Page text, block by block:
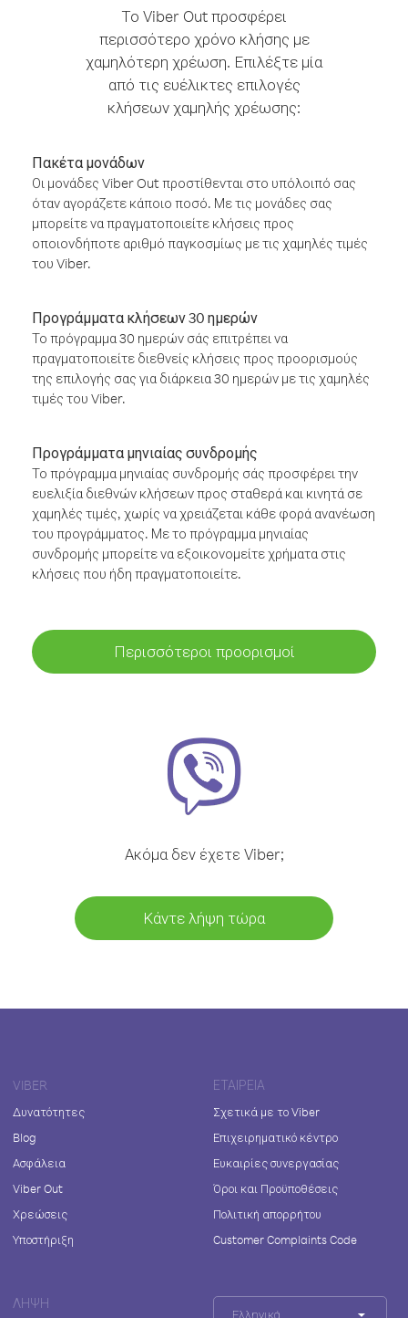
Το Viber Out προσφέρει
περισσότερο χρόνο κλήσης με
χαμηλότερη χρέωση. Επιλέξτε μία
από τις ευέλικτες επιλογές
κλήσεων χαμηλής χρέωσης:
Πακέτα μονάδων
Οι μονάδες Viber Out προστίθενται στο υπόλοιπό σας
όταν αγοράζετε κάποιο ποσό. Με τις μονάδες σας
μπορείτε να πραγματοποιείτε κλήσεις προς
οποιονδήποτε αριθμό παγκοσμίως με τις χαμηλές τιμές
του Viber.
Προγράμματα κλήσεων 30 ημερών
Το πρόγραμμα 30 ημερών σάς επιτρέπει να
πραγματοποιείτε διεθνείς κλήσεις προς προορισμούς
της επιλογής σας για διάρκεια 30 ημερών με τις χαμηλές
τιμές του Viber.
Προγράμματα μηνιαίας συνδρομής
Το πρόγραμμα μηνιαίας συνδρομής σάς προσφέρει την
ευελιξία διεθνών κλήσεων προς σταθερά και κινητά σε
χαμηλές τιμές, χωρίς να χρειάζεται κάθε φορά ανανέωση
του προγράμματος. Με το πρόγραμμα μηνιαίας
συνδρομής μπορείτε να εξοικονομείτε χρήματα στις
κλήσεις που ήδη πραγματοποιείτε.
Περισσότεροι προορισμοί
Ακόμα δεν έχετε Viber;
Κάντε λήψη τώρα
VIBER
Δυνατότητες
Blog
Ασφάλεια
Viber Out
Χρεώσεις
Υποστήριξη
ΕΤΑΙΡΕΊΑ
Σχετικά με το Viber
Επιχειρηματικό κέντρο
Ευκαιρίες συνεργασίας
Όροι και Προϋποθέσεις
Πολιτική απορρήτου
Customer Complaints Code
ΛΉΨΗ
Ελληνικά